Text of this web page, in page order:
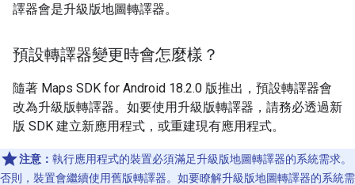
譯器會是升級版地圖轉譯器。
預設轉譯器變更時會怎麼樣？
隨著 Maps SDK for Android 18.2.0 版推出，預設轉譯器會
改為升級版轉譯器。如要使用升級版轉譯器，請務必透過新
版 SDK 建立新應用程式，或重建現有應用程式。
注意： 執行應用程式的裝置必須滿足升級版地圖轉譯器的系統需求。
否則，裝置會繼續使用舊版轉譯器。如要瞭解升級版地圖轉譯器的系統需